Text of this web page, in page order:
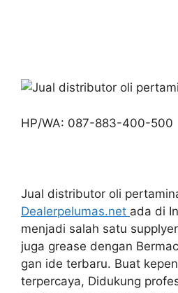
HP/WA: 087-883-400-500
Jual distributor oli
Dealerpelumas.net ada di
menjadi salah satu
juga grease dengan
gan ide terbaru. Buat
terpercaya, Didukung